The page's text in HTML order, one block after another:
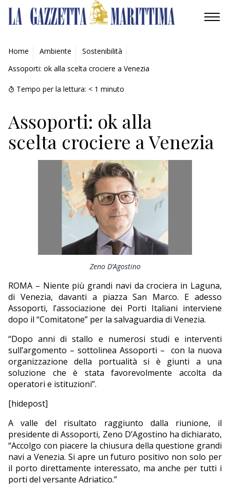
AMBIENTE
MOBILITÀ
INDUSTRIA
RICERCA
ECONOMIA
Home Ambiente
Sostenibilità
Assoporti: ok alla scelta crociere a Venezia
Tempo per la lettura: < 1 minuto
Assoporti: ok alla
scelta crociere a Venezia
Zeno D’Agostino
ROMA – Niente più grandi navi da crociera in Laguna,
di Venezia, davanti a piazza San Marco. E adesso
Assoporti, l’associazione dei Porti Italiani interviene
dopo il “Comitatone” per la salvaguardia di Venezia.
“Dopo anni di stallo e numerosi studi e interventi
sull’argomento – sottolinea Assoporti – con la nuova
organizzazione della portualità si è giunti a una
soluzione che è stata favorevolmente accolta da
operatori e istituzioni”.
[hidepost]
A valle del risultato raggiunto dalla riunione, il
presidente di Assoporti, Zeno D’Agostino ha dichiarato,
“Accolgo con piacere la chiusura della questione grandi
navi a Venezia. Si apre un futuro positivo non solo per
il porto direttamente interessato, ma anche per tutti i
porti del versante Adriatico.”